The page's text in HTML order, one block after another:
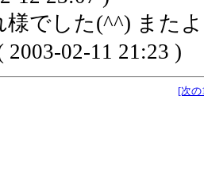
様でした(^^) また
2003-02-11 21:23 )
[次